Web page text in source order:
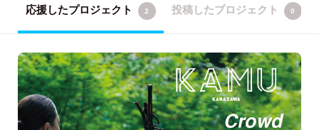
応援したプロジェクト 2 投稿したプロジェクト 0